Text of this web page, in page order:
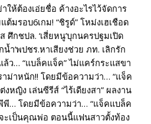
ให้ต้องเอ่ยชื่อ ค้างอะไรไว้จัดการ
มรอบ6เกม! “ชิรูด์” โหม่งเฮเชือด
ศึกชปล. ‘เสี่ยหนู’บุกนครปฐมเปิด
น้ำ’พปชร.หาเสียงช่วย ภท. เลิกรัก
ว… “แบล็คแจ็ค” ไม่แคร์กระแสขา
าม่าหนัก!! โดยมีข้อความว่า… “แจ็ค
หญิง เล่นซีรีส์ “ไร้เดียงสา” ผลงาน
พี… โดยมีข้อความว่า… “แจ็คแบล็ค
ะเป็นคุณพ่อ ตอนนี้แฟนสาวตั้งท้อง